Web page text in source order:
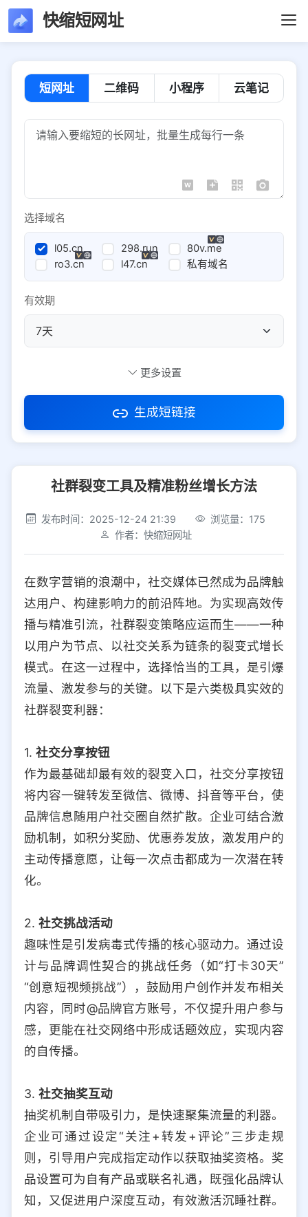
快缩短网址
短网址 二维码 小程序 云笔记
选择域名
l05.cn 298.run
80v.me
ro3.cn
l47.cn 私有域名
有效期
访问密码
社交平台 电商平台
选择防红平台类型，避免链接被拦截
iOS Android PC 其他
选择允许访问的平台类型
更多设置
生成短链接
社群裂变工具及精准粉丝增长方法
发布时间：2025-12-24 21:39
浏览量：175
作者：快缩短网址
在数字营销的浪潮中，社交媒体已然成为品牌触
达用户、构建影响力的前沿阵地。为实现高效传
播与精准引流，社群裂变策略应运而生——一种
以用户为节点、以社交关系为链条的裂变式增长
模式。在这一过程中，选择恰当的工具，是引爆
流量、激发参与的关键。以下是六类极具实效的
社群裂变利器：
1. 社交分享按钮
作为最基础却最有效的裂变入口，社交分享按钮
将内容一键转发至微信、微博、抖音等平台，使
品牌信息随用户社交圈自然扩散。企业可结合激
励机制，如积分奖励、优惠券发放，激发用户的
主动传播意愿，让每一次点击都成为一次潜在转
化。
2. 社交挑战活动
趣味性是引发病毒式传播的核心驱动力。通过设
计与品牌调性契合的挑战任务（如“打卡30天”
“创意短视频挑战”），鼓励用户创作并发布相关
内容，同时@品牌官方账号，不仅提升用户参与
感，更能在社交网络中形成话题效应，实现内容
的自传播。
3. 社交抽奖互动
抽奖机制自带吸引力，是快速聚集流量的利器。
企业可通过设定“关注+转发+评论”三步走规
则，引导用户完成指定动作以获取抽奖资格。奖
品设置可为自有产品或联名礼遇，既强化品牌认
知，又促进用户深度互动，有效激活沉睡社群。